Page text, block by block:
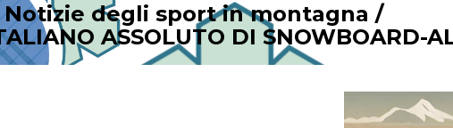
Notizie degli sport in montagna /
ASSOLUTO DI SNOWBOARD-